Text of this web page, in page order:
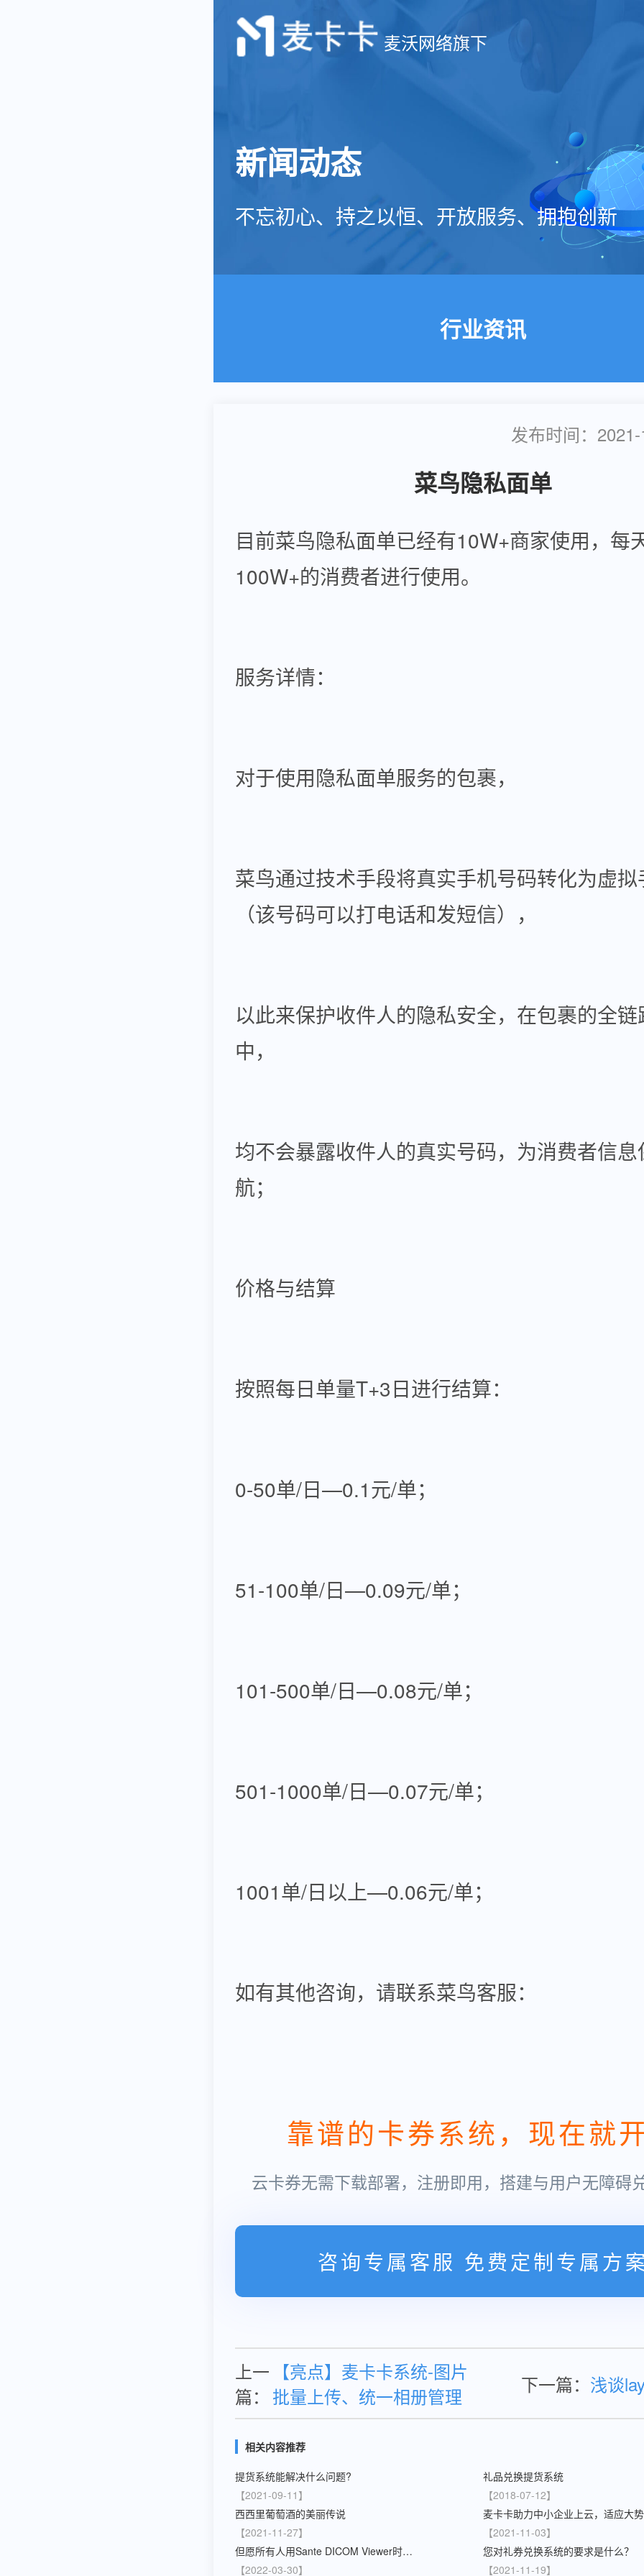
麦沃网络旗下
新闻动态
不忘初心、持之以恒、开放服务、拥抱创新
行业资讯
发布时间：
菜鸟隐私面单
目前菜鸟隐私面单已经有10W+商家使用，每
100W+的消费者进行使用。
服务详情：
对于使用隐私面单服务的包裹，
菜鸟通过技术手段将真实手机号码转化为虚
（该号码可以打电话和发短信），
以此来保护收件人的隐私安全，在包裹的全
中，
均不会暴露收件人的真实号码，为消费者信
航；
价格与结算
按照每日单量T+3日进行结算：
0-50单/日—0.1元/单；
51-100单/日—0.09元/单；
101-500单/日—0.08元/单；
501-1000单/日—0.07元/单；
1001单/日以上—0.06元/单；
如有其他咨询，请联系菜鸟客服：
靠谱的卡券系统，现在就
云卡券无需下载部署，注册即用，搭建与用户无障碍
咨询专属客服 免费定制专属方
上一
篇：
【亮点】麦卡卡系统-图片
批量上传、统一相册管理
下一篇： 浅谈
相关内容推荐
提货系统能解决什么问题?
【2021-09-11】
礼品兑换提货系统
【2018-07-12】
西西里葡萄酒的美丽传说
【2021-11-27】
【2021-11-03】
但愿所有人用Sante DICOM Viewer时都安然无事
【2022-03-30】
您对礼券兑换系统的要求是什么？
【2021-11-19】